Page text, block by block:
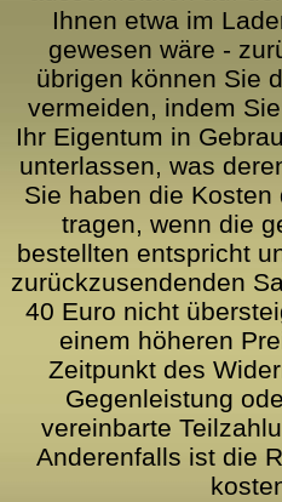
Ihnen etwa im
gewesen wäre -
übrigen können Sie
vermeiden, indem
Ihr Eigentum in
unterlassen, was
Sie haben die
tragen, wenn die
bestellten entspricht
zurückzusendenden
40 Euro nicht
einem höheren
Zeitpunkt des
Gegenleistung
vereinbarte
Anderenfalls ist die